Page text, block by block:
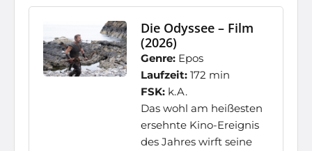
Die Odyssee – Film
(2026)
Genre: Epos
Laufzeit: 172 min
FSK: k.A.
Das wohl am heißesten
ersehnte Kino-Ereignis
des Jahres wirft seine